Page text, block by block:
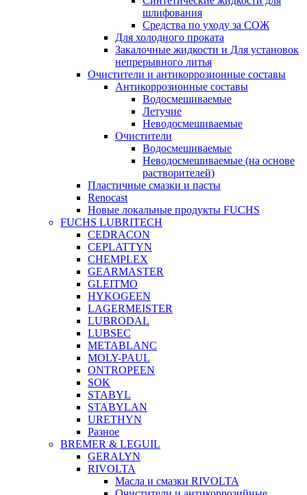
шлифования
Средства по уходу за СОЖ
Для холодного проката
Закалочные жидкости и Для установок
непрерывного литья
Очистители и антикоррозионные составы
Антикоррозионные составы
Водосмешиваемые
Летучие
Неводосмешиваемые
Очистители
Водосмешиваемые
Неводосмешиваемые (на основе
растворителей)
Пластичные смазки и пасты
Renocast
Новые локальные продукты FUCHS
FUCHS LUBRITECH
CEDRACON
CEPLATTYN
CHEMPLEX
GEARMASTER
GLEITMO
HYKOGEEN
LAGERMEISTER
LUBRODAL
LUBSEC
METABLANC
MOLY-PAUL
ONTROPEEN
SOK
STABYL
STABYLAN
URETHYN
Разное
BREMER & LEGUIL
GERALYN
RIVOLTA
Масла и смазки RIVOLTA